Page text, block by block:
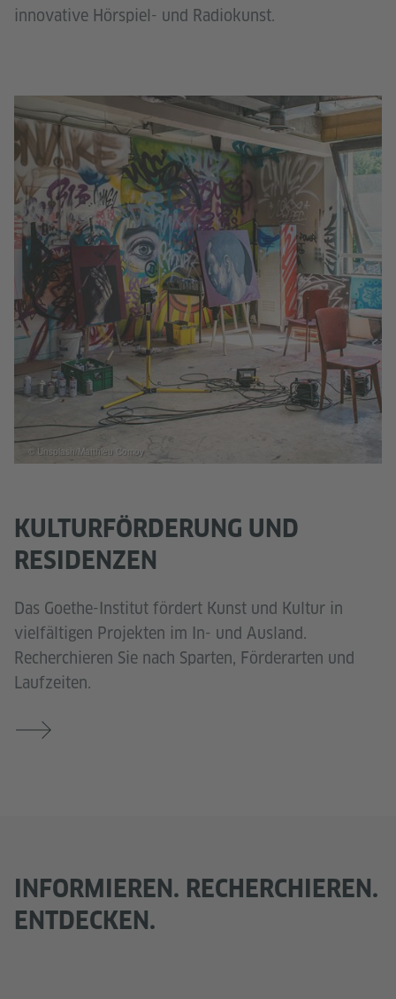
innovative Hörspiel- und Radiokunst.
KULTURFÖRDERUNG UND
RESIDENZEN
Das Goethe-Institut fördert Kunst und Kultur in
vielfältigen Projekten im In- und Ausland.
Recherchieren Sie nach Sparten, Förderarten und
Laufzeiten.
© Unsplash/Matthieu Comoy
INFORMIEREN. RECHERCHIEREN.
ENTDECKEN.